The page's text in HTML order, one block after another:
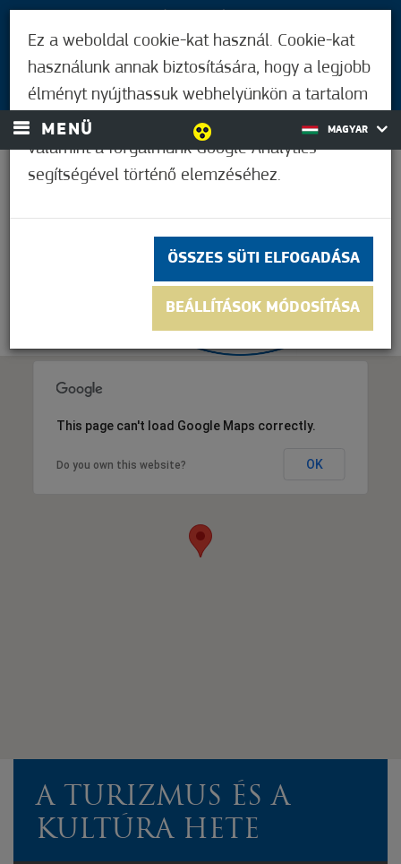
BEJELENTKEZÉS
MENÜ MAGYAR
This page can't load Google Maps correctly.
Do you own this website? OK
A TURIZMUS ÉS A
KULTÚRA HETE
Ez a weboldal cookie-kat használ. Cookie-kat
használunk annak biztosítására, hogy a legjobb
élményt nyújthassuk webhelyünkön a tartalom
és a hirdetések személyre szabásához,
valamint a forgalmunk Google Analytics
segítségével történő elemzéséhez.
ÖSSZES SÜTI ELFOGADÁSA
BEÁLLÍTÁSOK MÓDOSÍTÁSA